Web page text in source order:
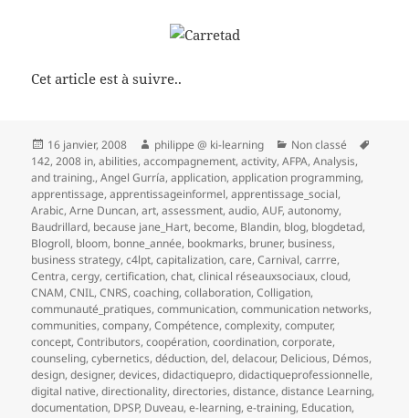
Cet article est à suivre..
Publié
le
16 janvier, 2008 Auteur
philippe @ ki-learning Catégories
Non classé
142,2008 in,abilities,accompagnement,activity,AFPA,Analysis,
and training.,Angel Gurría,application,application programming,
apprentissage,apprentissageinformel,apprentissage_social,
Arabic,Arne Duncan,art,assessment,audio,AUF,autonomy,
Baudrillard, because jane_Hart, become, Blandin, blog, blogdetad,
Blogroll, bloom, bonne_année, bookmarks, bruner, business,
business strategy,c4lpt,capitalization,care,Carnival,carrre,
Centra,cergy,certification,chat,clinical réseauxsociaux,cloud,
CNAM,CNIL,CNRS,coaching,collaboration,Colligation,
communauté_pratiques,communication,communication networks,
communities,company,Compétence,complexity,computer,
concept,Contributors,coopération,coordination,corporate,
counseling,cybernetics,déduction,del,delacour, Delicious, Démos,
design,designer,devices,didactiquepro,didactiqueprofessionnelle,
digital native,directionality,directories,distance,distance Learning,
documentation, DPSP, Duveau,e-learning,e-training, Education,